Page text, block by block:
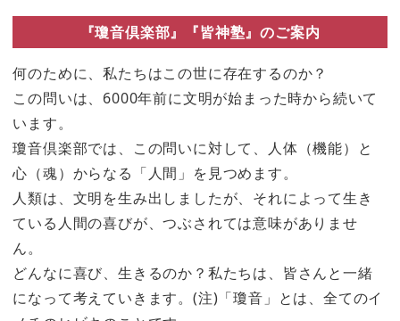
『瓊音倶楽部』『皆神塾』のご案内
何のために、私たちはこの世に存在するのか？
この問いは、6000年前に文明が始まった時から続いて
います。
瓊音倶楽部では、この問いに対して、人体（機能）と
心（魂）からなる「人間」を見つめます。
人類は、文明を生み出しましたが、それによって生き
ている人間の喜びが、つぶされては意味がありませ
ん。
どんなに喜び、生きるのか？私たちは、皆さんと一緒
になって考えていきます。(注)「瓊音」とは、全てのイ